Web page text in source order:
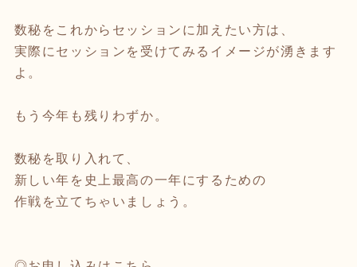
数秘をこれからセッションに加えたい方は、
実際にセッションを受けてみるイメージが湧きます
よ。
もう今年も残りわずか。
数秘を取り入れて、
新しい年を史上最高の一年にするための
作戦を立てちゃいましょう。